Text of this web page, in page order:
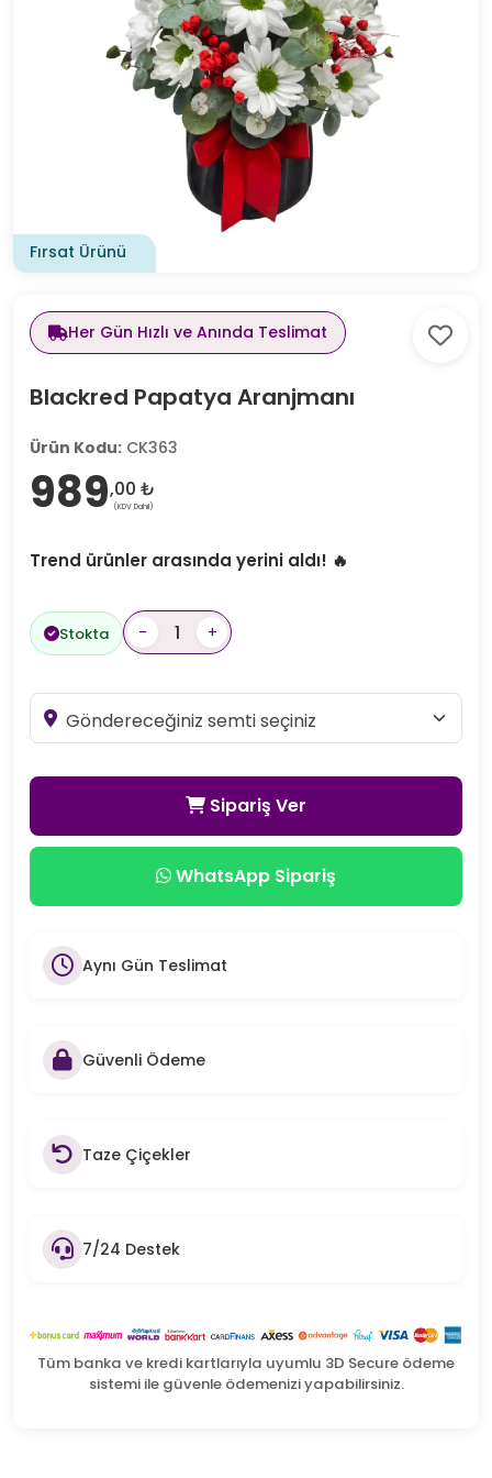
Fırsat Ürünü
Her Gün Hızlı ve Anında Teslimat
Blackred Papatya Aranjmanı
Ürün Kodu: CK363
989,00 ₺
(KDV Dahil)
Trend ürünler arasında yerini aldı! 🔥
Stokta - +
Sipariş Ver
WhatsApp Sipariş
Aynı Gün Teslimat
Güvenli Ödeme
Taze Çiçekler
7/24 Destek
Tüm banka ve kredi kartlarıyla uyumlu 3D Secure ödeme
sistemi ile güvenle ödemenizi yapabilirsiniz.